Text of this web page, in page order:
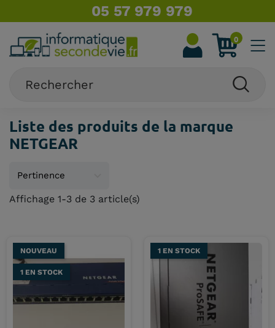
05 57 979 979
0
Liste des produits de la marque
NETGEAR
Affichage 1-3 de 3 article(s)
NOUVEAU
1 EN STOCK
1 EN STOCK